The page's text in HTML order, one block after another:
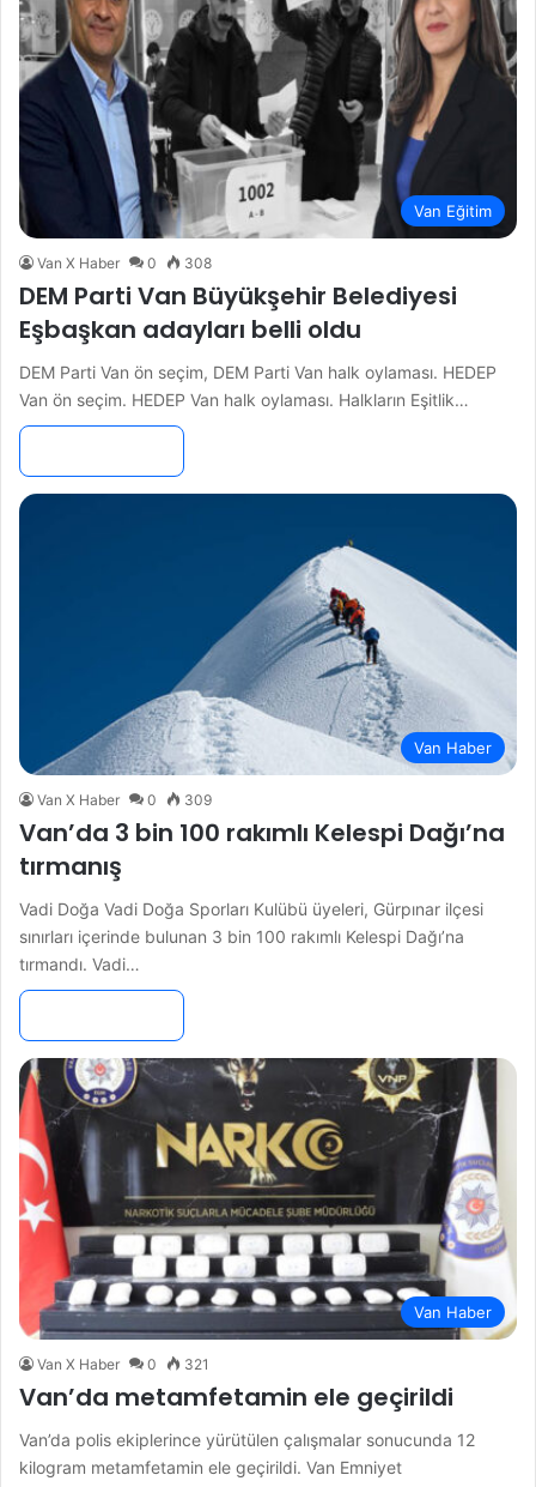
Van Eğitim
Van X Haber 0 308
DEM Parti Van Büyükşehir Belediyesi
Eşbaşkan adayları belli oldu
DEM Parti Van ön seçim, DEM Parti Van halk oylaması. HEDEP
Van ön seçim. HEDEP Van halk oylaması. Halkların Eşitlik…
Van Haber
Van X Haber 0 309
Van’da 3 bin 100 rakımlı Kelespi Dağı’na
tırmanış
Vadi Doğa Vadi Doğa Sporları Kulübü üyeleri, Gürpınar ilçesi
sınırları içerinde bulunan 3 bin 100 rakımlı Kelespi Dağı’na
tırmandı. Vadi…
Van Haber
Van X Haber 0 321
Van’da metamfetamin ele geçirildi
Van’da polis ekiplerince yürütülen çalışmalar sonucunda 12
kilogram metamfetamin ele geçirildi. Van Emniyet